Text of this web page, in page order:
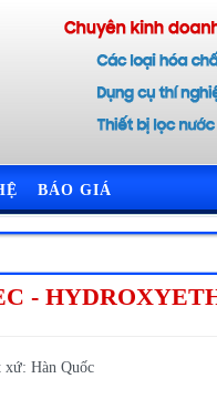
BÁO GIÁ
-
xứ: Hàn Quốc